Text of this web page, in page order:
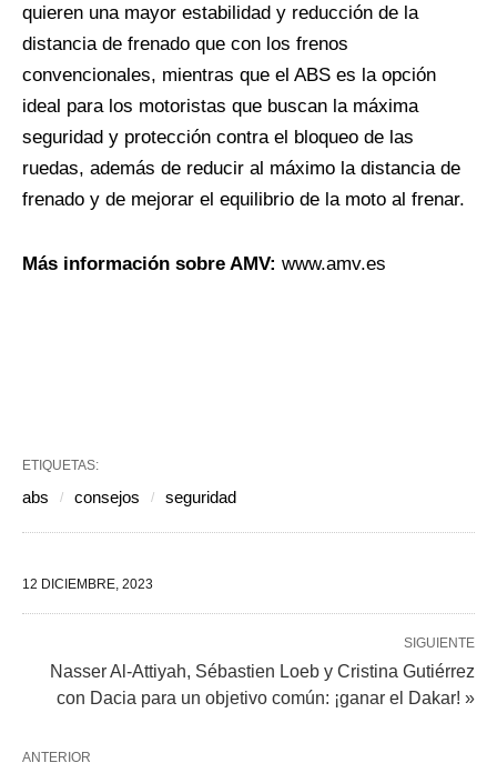
quieren una mayor estabilidad y reducción de la
distancia de frenado que con los frenos
convencionales, mientras que el ABS es la opción
ideal para los motoristas que buscan la máxima
seguridad y protección contra el bloqueo de las
ruedas, además de reducir al máximo la distancia de
frenado y de mejorar el equilibrio de la moto al frenar.
Más información sobre AMV: www.amv.es
ETIQUETAS:
abs consejos seguridad
12 DICIEMBRE, 2023
SIGUIENTE
Nasser Al-Attiyah, Sébastien Loeb y Cristina Gutiérrez
con Dacia para un objetivo común: ¡ganar el Dakar! »
ANTERIOR